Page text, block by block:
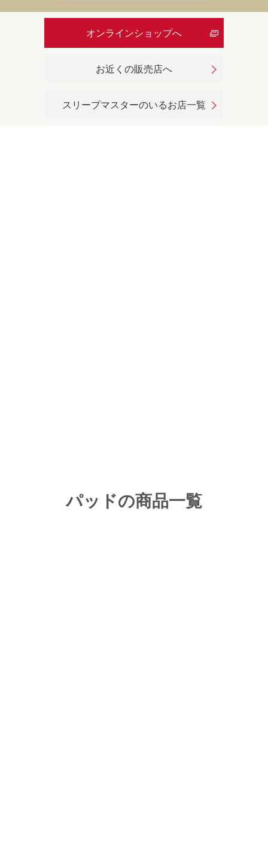
オンラインショップへ
お近くの販売店へ
スリープマスターのいるお店一覧
パッドの商品一覧